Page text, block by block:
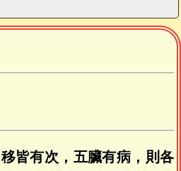
皆有次，五臟有病，則各